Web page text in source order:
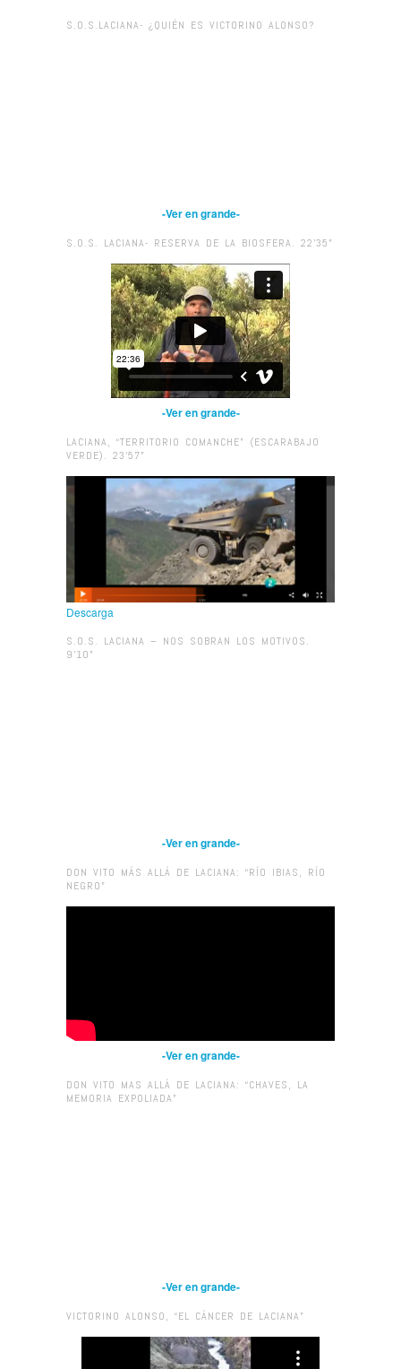
S.O.S.LACIANA- ¿QUIÉN ES VICTORINO ALONSO?
-Ver en grande-
S.O.S. LACIANA- RESERVA DE LA BIOSFERA. 22’35”
-Ver en grande-
LACIANA, “TERRITORIO COMANCHE” (ESCARABAJO
VERDE). 23’57”
Descarga
S.O.S. LACIANA – NOS SOBRAN LOS MOTIVOS.
9’10”
-Ver en grande-
DON VITO MÁS ALLÁ DE LACIANA: “RÍO IBIAS, RÍO
NEGRO”
-Ver en grande-
DON VITO MAS ALLÁ DE LACIANA: “CHAVES, LA
MEMORIA EXPOLIADA”
-Ver en grande-
VICTORINO ALONSO, “EL CÁNCER DE LACIANA”